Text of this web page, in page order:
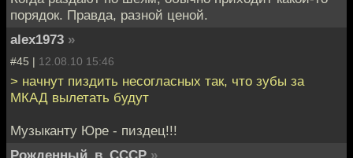
порядок. Правда, разной ценой.
alex1973 »
#45 | 12.08.10 15:46
> начнут пиздить несогласных так, что зубы за
МКАД вылетать будут
Музыканту Юре - пиздец!!!
Рожденный_в_СССР »